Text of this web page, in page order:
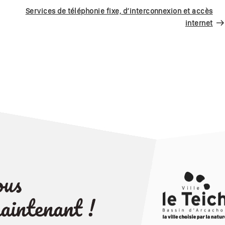
Services de téléphonie fixe, d’interconnexion et accès
internet